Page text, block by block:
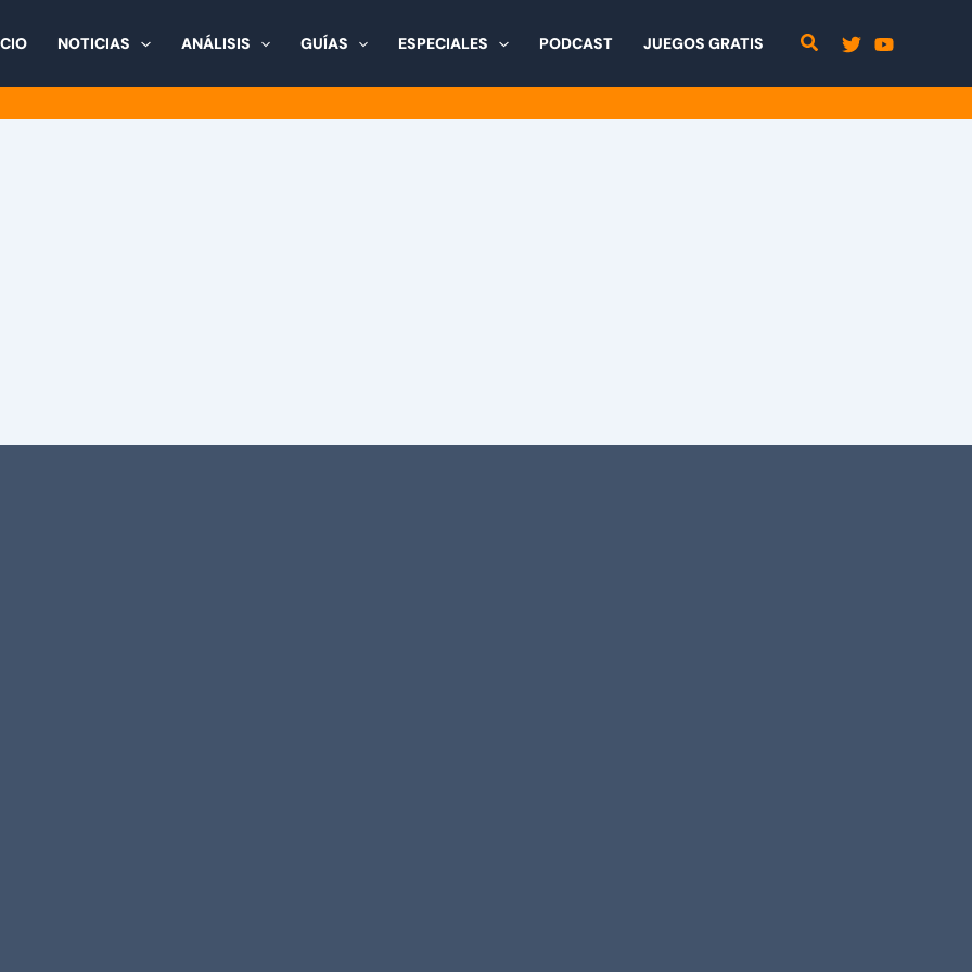
NOTICIAS ANÁLISIS GUÍAS ESPECIALES PODCAST JUEGOS GRATIS